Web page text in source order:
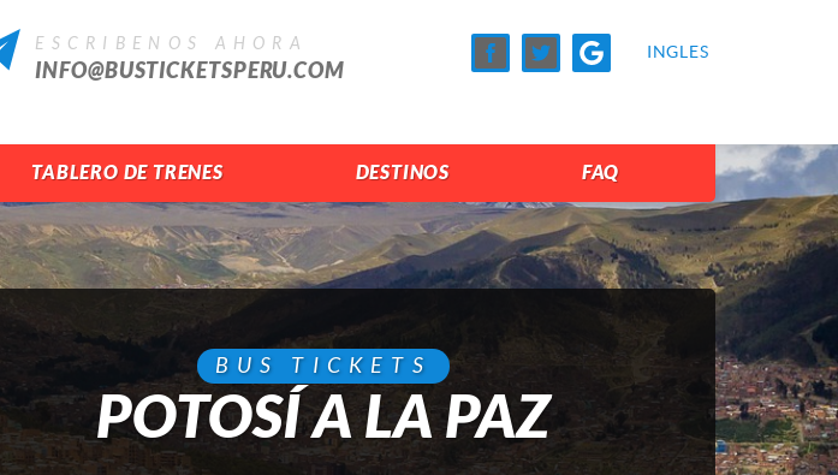
ESCRIBENOS AHORA
INFO@BUSTICKETSPERU.COM
INGLES
TABLERO DE TRENES DESTINOS FAQ
BUS TICKETS
POTOSÍ A LA PAZ